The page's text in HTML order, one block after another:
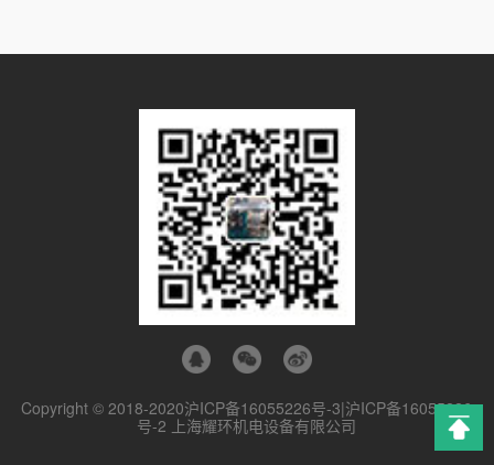
Copyright © 2018-2020沪ICP备16055226号-3|沪ICP备16055226
号-2 上海耀环机电设备有限公司